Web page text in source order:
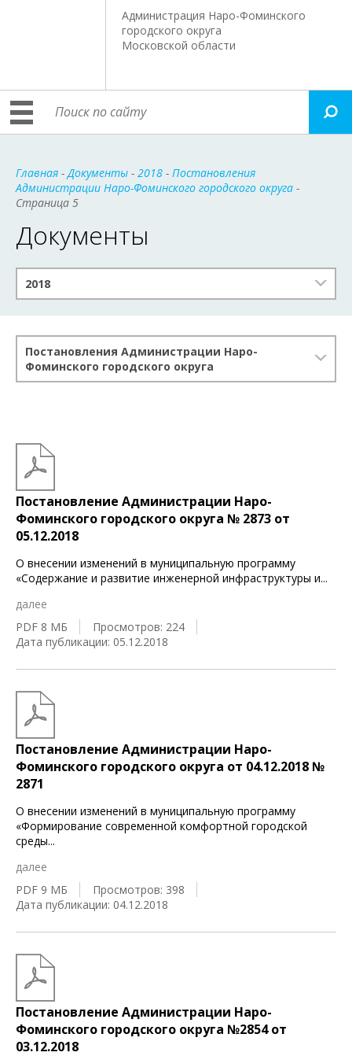
Администрация Наро-Фоминского
городского округа
Московской области
Главная -Документы - 2018 - Постановления
Администрации Наро-Фоминского городского округа -
Страница 5
Документы
2018
Постановления Администрации Наро-
Фоминского городского округа
Постановление Администрации Наро-
Фоминского городского округа № 2873 от
05.12.2018
О внесении изменений в муниципальную программу
«Содержание и развитие инженерной инфраструктуры и...
далее
PDF 8 МБ
Просмотров: 224
Дата публикации: 05.12.2018
Постановление Администрации Наро-
Фоминского городского округа от 04.12.2018 №
2871
О внесении изменений в муниципальную программу
«Формирование современной комфортной городской
среды...
далее
PDF 9 МБ
Просмотров: 398
Дата публикации: 04.12.2018
Постановление Администрации Наро-
Фоминского городского округа №2854 от
03.12.2018